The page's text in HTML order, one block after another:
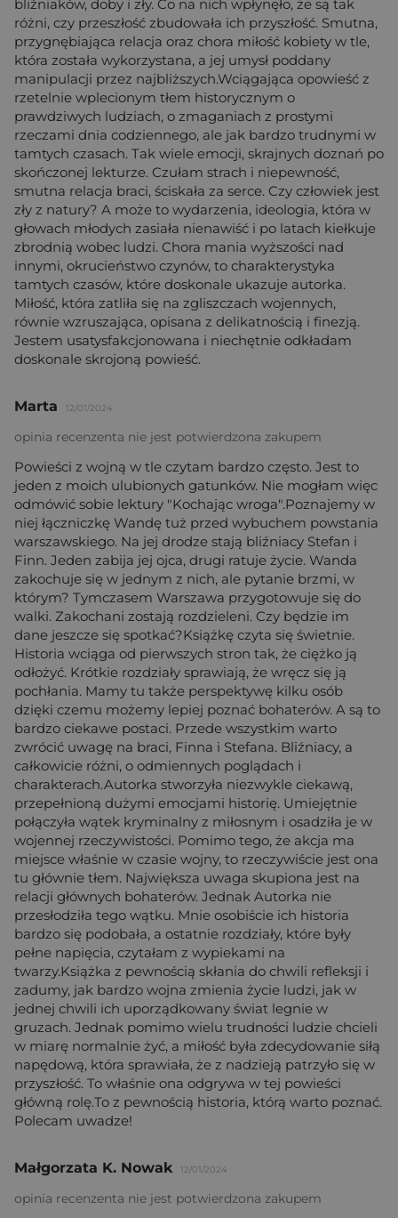
bliźniaków, doby i zły. Co na nich wpłynęło, że są tak
różni, czy przeszłość zbudowała ich przyszłość. Smutna,
przygnębiająca relacja oraz chora miłość kobiety w tle,
która została wykorzystana, a jej umysł poddany
manipulacji przez najbliższych.Wciągająca opowieść z
rzetelnie wplecionym tłem historycznym o
prawdziwych ludziach, o zmaganiach z prostymi
rzeczami dnia codziennego, ale jak bardzo trudnymi w
tamtych czasach. Tak wiele emocji, skrajnych doznań po
skończonej lekturze. Czułam strach i niepewność,
smutna relacja braci, ściskała za serce. Czy człowiek jest
zły z natury? A może to wydarzenia, ideologia, która w
głowach młodych zasiała nienawiść i po latach kiełkuje
zbrodnią wobec ludzi. Chora mania wyższości nad
innymi, okrucieństwo czynów, to charakterystyka
tamtych czasów, które doskonale ukazuje autorka.
Miłość, która zatliła się na zgliszczach wojennych,
równie wzruszająca, opisana z delikatnością i finezją.
Jestem usatysfakcjonowana i niechętnie odkładam
doskonale skrojoną powieść.
Marta 12/01/2024
opinia recenzenta nie jest potwierdzona zakupem
Powieści z wojną w tle czytam bardzo często. Jest to
jeden z moich ulubionych gatunków. Nie mogłam więc
odmówić sobie lektury "Kochając wroga".Poznajemy w
niej łączniczkę Wandę tuż przed wybuchem powstania
warszawskiego. Na jej drodze stają bliźniacy Stefan i
Finn. Jeden zabija jej ojca, drugi ratuje życie. Wanda
zakochuje się w jednym z nich, ale pytanie brzmi, w
którym? Tymczasem Warszawa przygotowuje się do
walki. Zakochani zostają rozdzieleni. Czy będzie im
dane jeszcze się spotkać?Książkę czyta się świetnie.
Historia wciąga od pierwszych stron tak, że ciężko ją
odłożyć. Krótkie rozdziały sprawiają, że wręcz się ją
pochłania. Mamy tu także perspektywę kilku osób
dzięki czemu możemy lepiej poznać bohaterów. A są to
bardzo ciekawe postaci. Przede wszystkim warto
zwrócić uwagę na braci, Finna i Stefana. Bliźniacy, a
całkowicie różni, o odmiennych poglądach i
charakterach.Autorka stworzyła niezwykle ciekawą,
przepełnioną dużymi emocjami historię. Umiejętnie
połączyła wątek kryminalny z miłosnym i osadziła je w
wojennej rzeczywistości. Pomimo tego, że akcja ma
miejsce właśnie w czasie wojny, to rzeczywiście jest ona
tu głównie tłem. Największa uwaga skupiona jest na
relacji głównych bohaterów. Jednak Autorka nie
przesłodziła tego wątku. Mnie osobiście ich historia
bardzo się podobała, a ostatnie rozdziały, które były
pełne napięcia, czytałam z wypiekami na
twarzy.Książka z pewnością skłania do chwili refleksji i
zadumy, jak bardzo wojna zmienia życie ludzi, jak w
jednej chwili ich uporządkowany świat legnie w
gruzach. Jednak pomimo wielu trudności ludzie chcieli
w miarę normalnie żyć, a miłość była zdecydowanie siłą
napędową, która sprawiała, że z nadzieją patrzyło się w
przyszłość. To właśnie ona odgrywa w tej powieści
główną rolę.To z pewnością historia, którą warto poznać.
Polecam uwadze!
Małgorzata K. Nowak 12/01/2024
opinia recenzenta nie jest potwierdzona zakupem